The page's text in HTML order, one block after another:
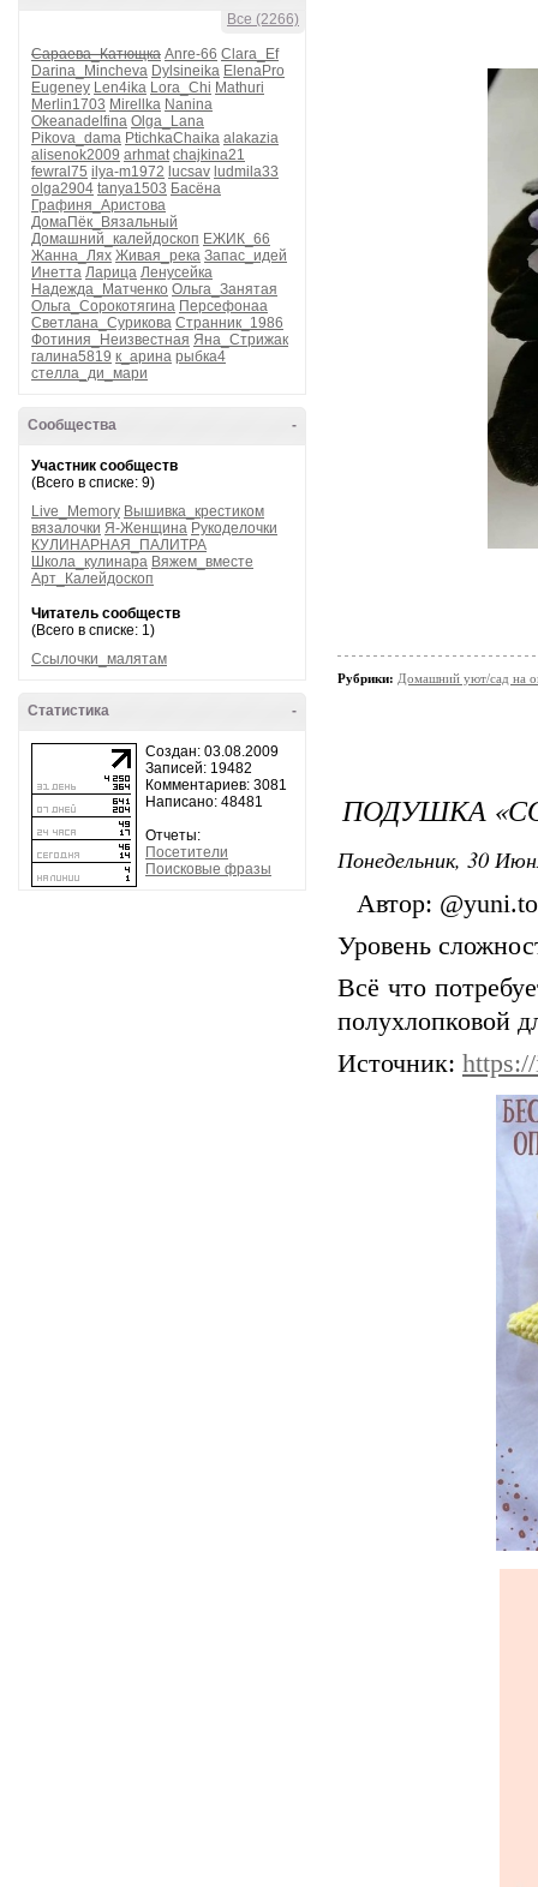
Все (2266)
Сараева_Катющка Anre-66 Clara_Ef
Darina_Mincheva Dylsineika ElenaPro
Eugeney Len4ika Lora_Chi Mathuri
Merlin1703 Mirellka Nanina
Okeanadelfina Olga_Lana
Pikova_dama PtichkaChaika alakazia
alisenok2009 arhmat chajkina21
fewral75 ilya-m1972 lucsav ludmila33
olga2904 tanya1503 Басёна
Графиня_Аристова
ДомаПёк_Вязальный
Домашний_калейдоскоп ЕЖИК_66
Жанна_Лях Живая_река Запас_идей
Инетта Ларица Ленусейка
Надежда_Матченко Ольга_Занятая
Ольга_Сорокотягина Персефонаа
Светлана_Сурикова Странник_1986
Фотиния_Неизвестная Яна_Стрижак
галина5819 к_арина рыбка4
стелла_ди_мари
-
Сообщества
Участник сообществ
(Всего в списке: 9)
Live_Memory Вышивка_крестиком
вязалочки Я-Женщина Рукоделочки
КУЛИНАРНАЯ_ПАЛИТРА
Школа_кулинара Вяжем_вместе
Арт_Калейдоскоп
Читатель сообществ
(Всего в списке: 1)
Ссылочки_малятам
-
Статистика
Создан: 03.08.2009
Записей: 19482
Комментариев: 3081
Написано: 48481
Отчеты:
Посетители
Поисковые фразы
Рубрики: Домашний уют/сад на
ПОДУШКА
Понедельник, 30
⠀Автор:
Уровень
Всё что
полухлопковой
Источник: